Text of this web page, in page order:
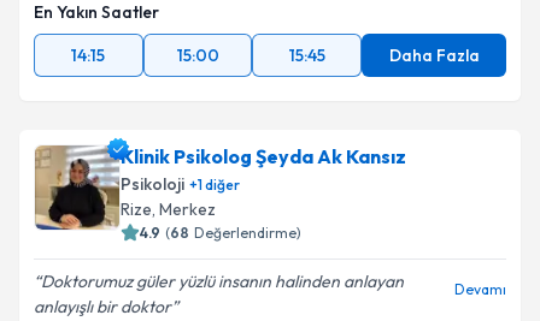
En Yakın Saatler
14:15
15:00 15:45 Daha Fazla
Klinik Psikolog Şeyda Ak Kansız
Psikoloji +1diğer
Rize, Merkez
4.9 (68 Değerlendirme)
Doktorumuz güler yüzlü insanın halinden anlayan
anlayışlı bir doktor
Devamı